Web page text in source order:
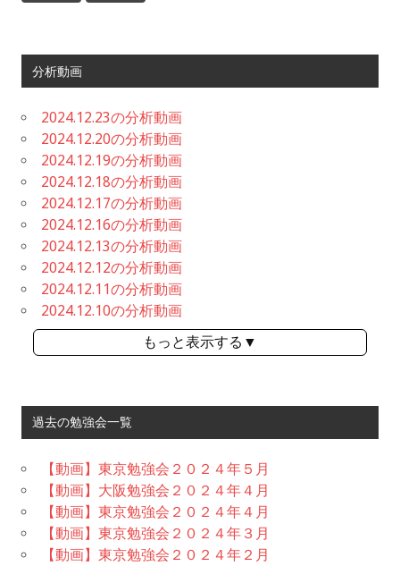
分析動画
2024.12.23の分析動画
2024.12.20の分析動画
2024.12.19の分析動画
2024.12.18の分析動画
2024.12.17の分析動画
2024.12.16の分析動画
2024.12.13の分析動画
2024.12.12の分析動画
2024.12.11の分析動画
2024.12.10の分析動画
もっと表示する▼
過去の勉強会一覧
【動画】東京勉強会２０２４年５月
【動画】大阪勉強会２０２４年４月
【動画】東京勉強会２０２４年４月
【動画】東京勉強会２０２４年３月
【動画】東京勉強会２０２４年２月